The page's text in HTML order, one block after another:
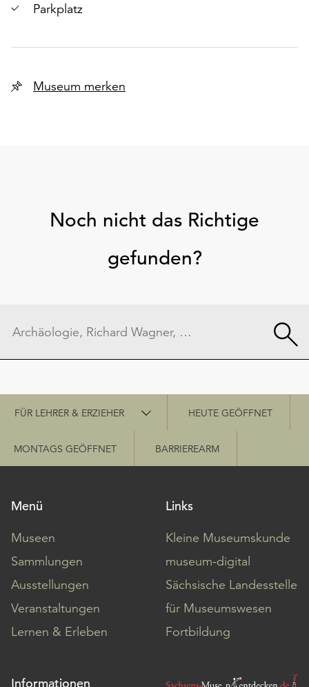
Parkplatz
Museum merken
Noch nicht das Richtige
gefunden?
Schnellzugriff
FÜR LEHRER & ERZIEHER HEUTE GEÖFFNET
MONTAGS GEÖFFNET BARRIEREARM
Menü
Museen
Sammlungen
Ausstellungen
Veranstaltungen
Lernen & Erleben
Links
Kleine Museumskunde
museum-digital
Sächsische Landesstelle
für Museumswesen
Fortbildung
Informationen